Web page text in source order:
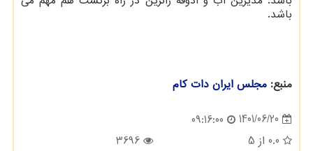
باشد.
منبع: مجلس ایران دات كام
1401/06/20
09:16:00
0.0 از 5
3696